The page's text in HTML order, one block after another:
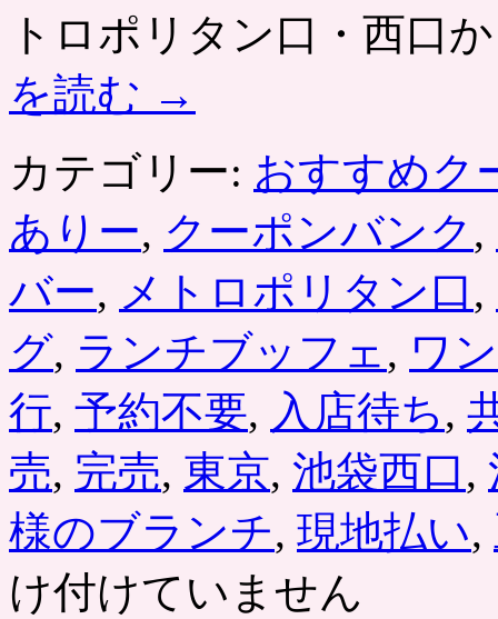
トロポリタン口・西口
を読む →
カテゴリー: おすすめク
ありー, クーポンバンク ,
バー, メトロポリタン口,
グ, ランチブッフェ, ワ
行, 予約不要, 入店待ち,
売, 完売, 東京, 池袋西口,
様のブランチ, 現地払い,
け付けていません